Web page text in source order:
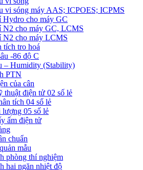
vi sóng máy AAS; ICPOES; ICPMS
Hydro cho máy GC
N2 cho máy GC, LCMS
N2 cho máy LCMS
tích tro hoá
-86 độ C
– Humidity (Stability)
PTN
của cân
thuật điện tử 02 số lẻ
tích 04 số lẻ
lượng 05 số lẻ
ẩm điện tử
chuẩn
mẫu
phòng thí nghiệm
hai ngăn nhiệt độ